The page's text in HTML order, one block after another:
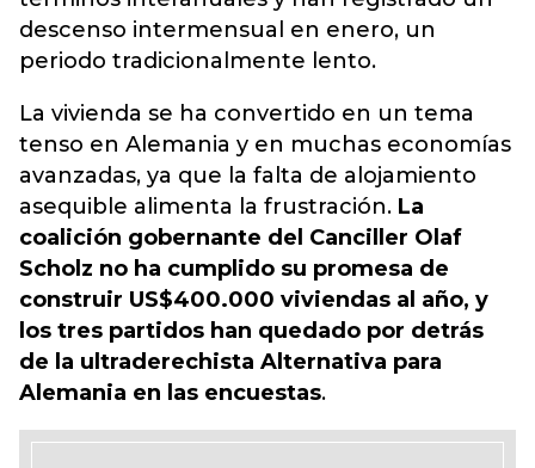
descenso intermensual en enero, un
periodo tradicionalmente lento.
La vivienda se ha convertido en un tema
tenso en Alemania y en muchas economías
avanzadas, ya que la falta de alojamiento
asequible alimenta la frustración. La
coalición gobernante del Canciller Olaf
Scholz no ha cumplido su promesa de
construir US$400.000 viviendas al año, y
los tres partidos han quedado por detrás
de la ultraderechista Alternativa para
Alemania en las encuestas.